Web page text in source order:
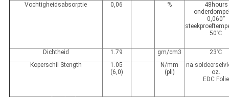
Vochtigheidsabsorptie 0,06 %
48hours
0,060“
50℃
Dichtheid 1.79 gm/cm3
23℃
Koperschil Stength
1.05
(6,0)
N/mm
(pli)
na
oz.
EDC Folie